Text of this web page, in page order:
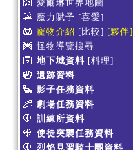
愛爾琳世界地圖
魔力賦予 [喜愛]
寵物介紹 [比較] [夥伴]
怪物導覽搜尋
地下城資料 [料理]
遺跡資料
影子任務資料
劇場任務資料
訓練所資料
使徒突襲任務資料
烈焰見習騎士團資料